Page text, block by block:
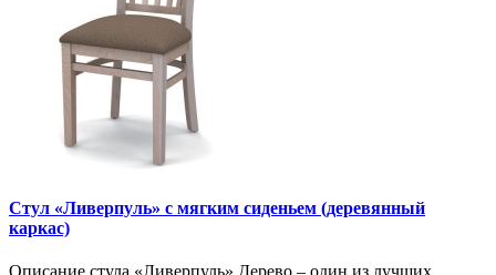
Стул «Ливерпуль» с мягким сиденьем (деревянный
каркас)